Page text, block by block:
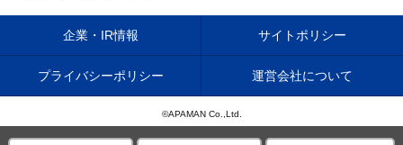
企業・IR情報 サイトポリシー
プライバシーポリシー 運営会社について
©APAMAN Co.,Ltd.